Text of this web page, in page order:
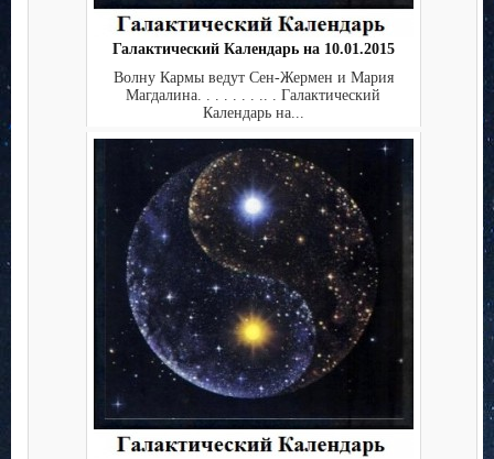
Галактический Календарь на 10.01.2015
Волну Кармы ведут Сен-Жермен и Мария
Магдалина. . . . . . . .. . Галактический
Календарь на...